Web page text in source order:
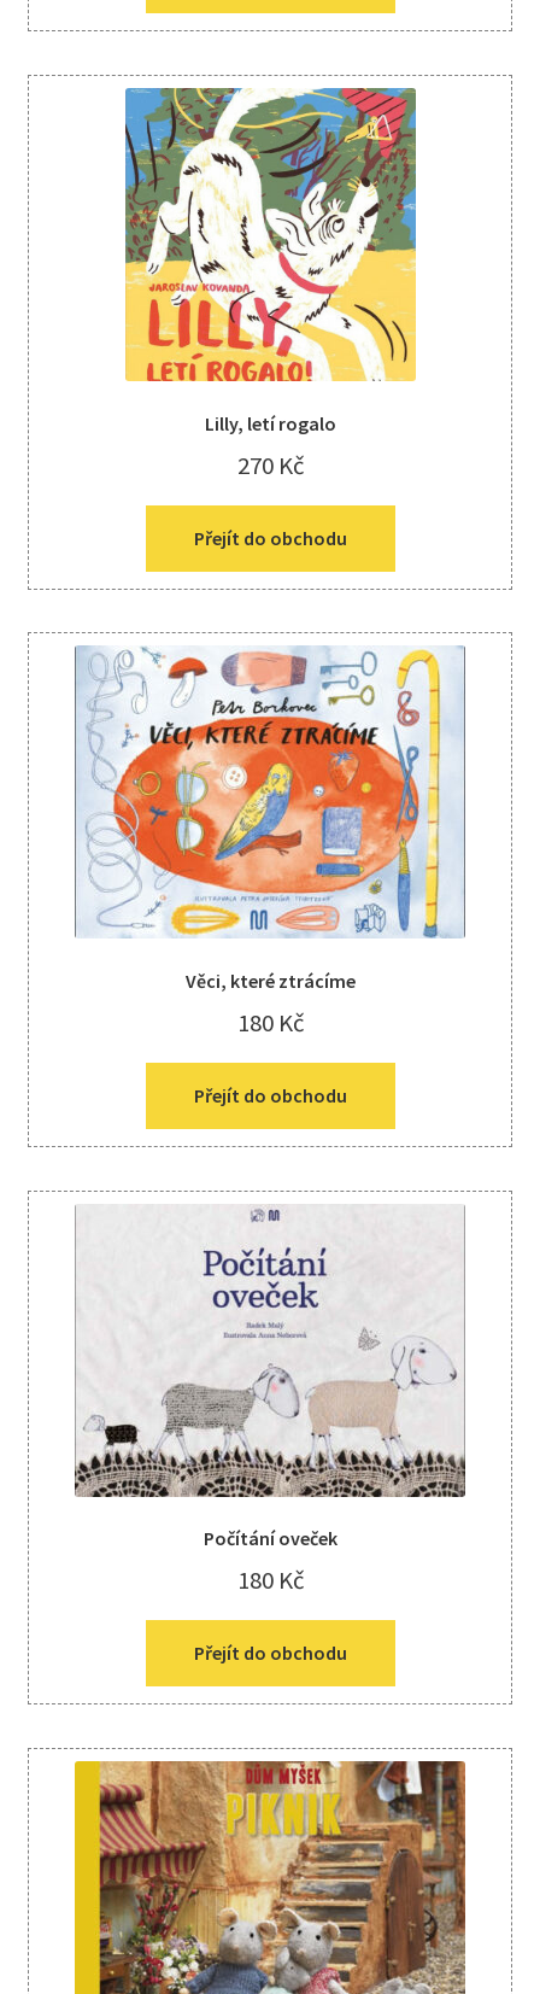
Lilly, letí rogalo
270 Kč
Přejít do obchodu
Věci, které ztrácíme
180 Kč
Přejít do obchodu
Počítání oveček
180 Kč
Přejít do obchodu